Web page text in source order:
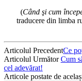
(Când şi cum
traducere din limba
Articolul PrecedentCe
Articolul UrmătorCum
cel adevărat!
Articole postate de